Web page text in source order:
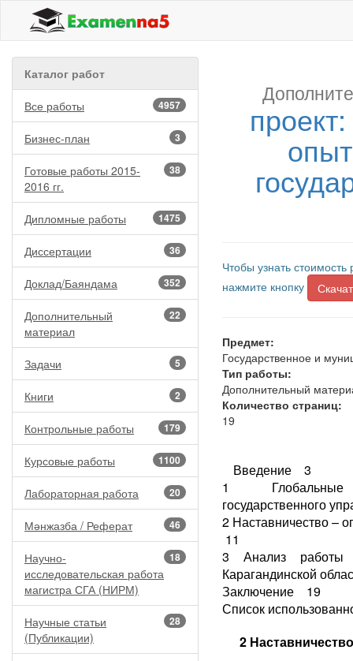
Каталог работ
4957
Все работы
3
Бизнес-план
38
Готовые работы 2015-
2016 гг.
1475
Дипломные работы
36
Диссертации
352
Доклад/Баяндама
22
Дополнительный
материал
5
Задачи
2
Книги
179
Контрольные работы
1100
Курсовые работы
20
Лабораторная работа
46
Мәнжазба / Реферат
18
Научно-
исследовательская работа
магистра СГА (НИРМ)
28
Научные статьи
(Публикации)
Чтобы узнать
нажмите кнопку
Предмет:
Государственное и
Тип работы:
Дополнительный
Количество страниц:
19
Введение 3
1 Глобальные
государственного
2 Наставничество –
11
3 Анализ работы
Карагандинской
Заключение 19
Список
2